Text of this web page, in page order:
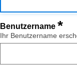
Benutzername *
Ihr Benutzername